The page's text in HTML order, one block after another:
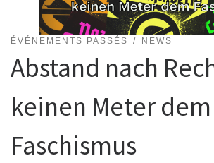
ÉVÉNEMENTS PASSÉS NEWS
Abstand nach
keinen Meter dem
Faschismus